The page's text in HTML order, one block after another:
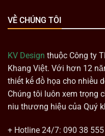
VỀ CHÚNG TÔI
KV Design thuộc Công ty
Khang Việt. Với hơn 12
thiết kế đồ họa cho nhiều
Chúng tôi luôn xem trọng
niu thương hiệu của Quý
+ Hotline 24/7: 090 38